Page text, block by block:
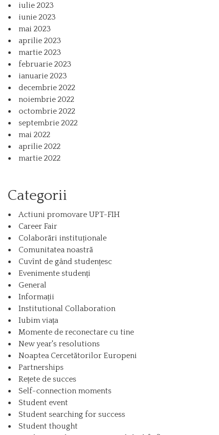
iulie 2023
iunie 2023
mai 2023
aprilie 2023
martie 2023
februarie 2023
ianuarie 2023
decembrie 2022
noiembrie 2022
octombrie 2022
septembrie 2022
mai 2022
aprilie 2022
martie 2022
Categorii
Actiuni promovare UPT-FIH
Career Fair
Colaborări instituționale
Comunitatea noastră
Cuvînt de gând studențesc
Evenimente studenți
General
Informații
Institutional Collaboration
Iubim viața
Momente de reconectare cu tine
New year's resolutions
Noaptea Cercetătorilor Europeni
Partnerships
Rețete de succes
Self-connection moments
Student event
Student searching for success
Student thought